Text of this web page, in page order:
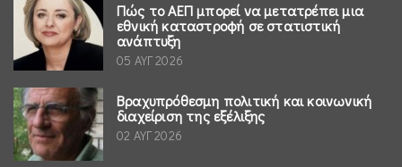
Πώς το ΑΕΠ μπορεί να μετατρέπει μια
εθνική καταστροφή σε στατιστική
ανάπτυξη
05 ΑΥΓ 2026
Βραχυπρόθεσμη πολιτική και κοινωνική
διαχείριση της εξέλιξης
02 ΑΥΓ 2026